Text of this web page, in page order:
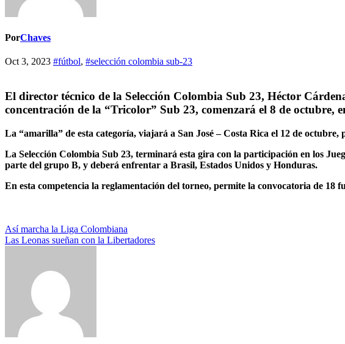
PorChaves
Oct 3, 2023 #fútbol, #selección colombia sub-23
El director técnico de la Selección Colombia Sub 23, Héctor
concentración de la “Tricolor” Sub 23, comenzará el 8 de
La “amarilla” de esta categoría, viajará a San José – Costa Rica el 12 de
La Selección Colombia Sub 23, terminará esta gira con la participación en los
parte del grupo B, y deberá enfrentar a Brasil, Estados Unidos y Honduras.
En esta competencia la reglamentación del torneo, permite la convocatoria de 18
Navegación
de
Así marcha la Liga Colombiana
Las Leonas sueñan con la Libertadores